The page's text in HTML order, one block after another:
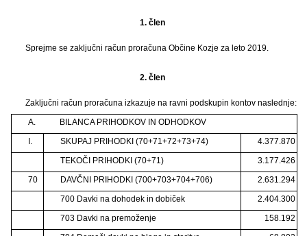
1. člen
Sprejme se zaključni račun proračuna Občine Kozje za leto 2019.
2. člen
Zaključni račun proračuna izkazuje na ravni podskupin kontov naslednje:
A.
BILANCA PRIHODKOV IN ODHODKOV
I.
SKUPAJ PRIHODKI (70+71+72+73+74)
4.377.870
TEKOČI PRIHODKI (70+71)
3.177.426
70
DAVČNI PRIHODKI (700+703+704+706)
2.631.294
700 Davki na dohodek in dobiček
2.404.300
703 Davki na premoženje
158.192